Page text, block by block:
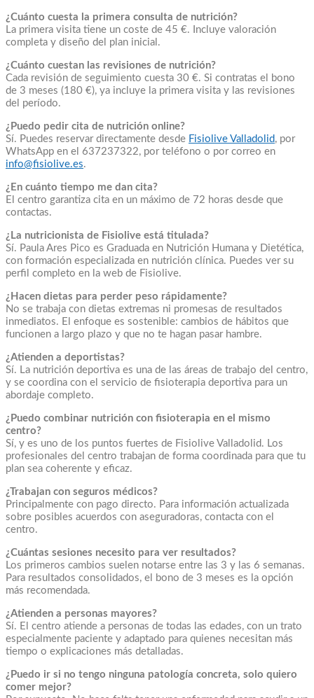
¿Cuánto cuesta la primera consulta de nutrición?
La primera visita tiene un coste de 45 €. Incluye valoración
completa y diseño del plan inicial.
¿Cuánto cuestan las revisiones de nutrición?
Cada revisión de seguimiento cuesta 30 €. Si contratas el bono
de 3 meses (180 €), ya incluye la primera visita y las revisiones
del período.
¿Puedo pedir cita de nutrición online?
Sí. Puedes reservar directamente desde Fisiolive Valladolid , por
WhatsApp en el 637237322, por teléfono o por correo en
info@fisiolive.es.
¿En cuánto tiempo me dan cita?
El centro garantiza cita en un máximo de 72 horas desde que
contactas.
¿La nutricionista de Fisiolive está titulada?
Sí. Paula Ares Pico es Graduada en Nutrición Humana y Dietética,
con formación especializada en nutrición clínica. Puedes ver su
perfil completo en la web de Fisiolive.
¿Hacen dietas para perder peso rápidamente?
No se trabaja con dietas extremas ni promesas de resultados
inmediatos. El enfoque es sostenible: cambios de hábitos que
funcionen a largo plazo y que no te hagan pasar hambre.
¿Atienden a deportistas?
Sí. La nutrición deportiva es una de las áreas de trabajo del centro,
y se coordina con el servicio de fisioterapia deportiva para un
abordaje completo.
¿Puedo combinar nutrición con fisioterapia en el mismo
centro?
Sí, y es uno de los puntos fuertes de Fisiolive Valladolid. Los
profesionales del centro trabajan de forma coordinada para que tu
plan sea coherente y eficaz.
¿Trabajan con seguros médicos?
Principalmente con pago directo. Para información actualizada
sobre posibles acuerdos con aseguradoras, contacta con el
centro.
¿Cuántas sesiones necesito para ver resultados?
Los primeros cambios suelen notarse entre las 3 y las 6 semanas.
Para resultados consolidados, el bono de 3 meses es la opción
más recomendada.
¿Atienden a personas mayores?
Sí. El centro atiende a personas de todas las edades, con un trato
especialmente paciente y adaptado para quienes necesitan más
tiempo o explicaciones más detalladas.
¿Puedo ir si no tengo ninguna patología concreta, solo quiero
comer mejor?